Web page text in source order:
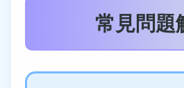
常見問題